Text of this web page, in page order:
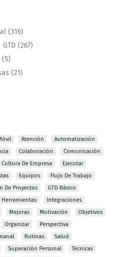
(316)
(267)
(21)
Atención
Automatización
Colaboración
Comunicación
Cultura De Empresa
Ejecutar
Equipos
Flujo De Trabajo
De Proyectos
GTD Básico
Herramientas
Integraciones
Mejoras Motivación
Objetivos
Organizar
Perspectiva
Rutinas
Salud
Superación Personal
Técnicas